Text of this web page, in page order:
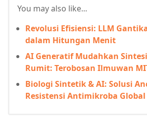
You may also like...
Revolusi Efisiensi: LLM
dalam Hitungan Menit
AI Generatif Mudahkan
Rumit: Terobosan Ilmuwan
Biologi Sintetik & AI: Solusi
Resistensi Antimikroba Global